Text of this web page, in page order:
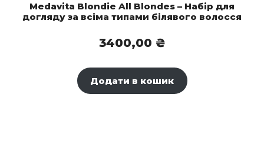
Medavita Blondie All Blondes – Набір для
догляду за всіма типами білявого волосся
3400,00 ₴
Додати в кошик